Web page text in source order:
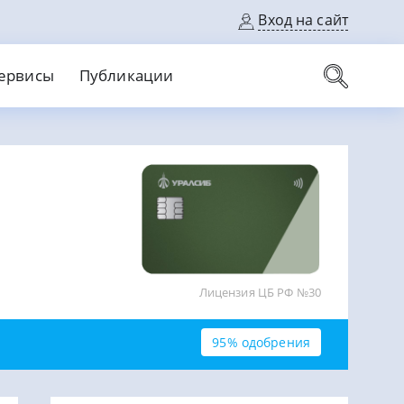
Вход на сайт
Без кредитной истории
Без справок
Публикации
Лицензия ЦБ РФ №30
95% одобрения